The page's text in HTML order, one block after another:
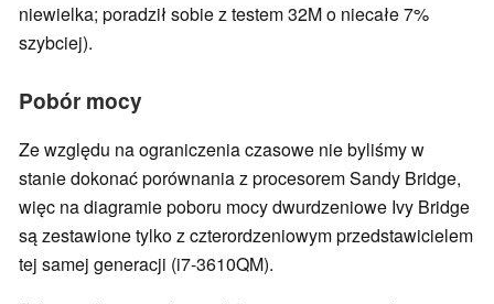
niewielka; poradził sobie z testem 32M o niecałe 7%
szybciej).
Pobór mocy
Ze względu na ograniczenia czasowe nie byliśmy w
stanie dokonać porównania z procesorem Sandy Bridge,
więc na diagramie poboru mocy dwurdzeniowe Ivy Bridge
są zestawione tylko z czterordzeniowym przedstawicielem
tej samej generacji (i7-3610QM).